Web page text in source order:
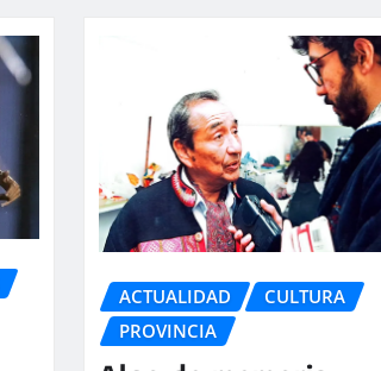
ACTUALIDAD
CULTURA
PROVINCIA